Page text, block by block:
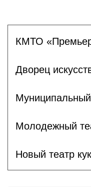
КМТО
Дворец
Молодежный
Новый театр